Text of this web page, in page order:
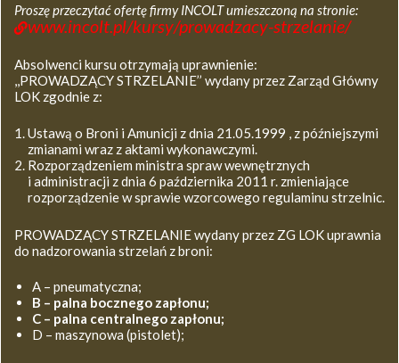
Proszę przeczytać ofertę firmy INCOLT umieszczoną na stronie:
www.incolt.pl/kursy/prowadzacy-strzelanie/
Absolwenci kursu otrzymają uprawnienie:
,,PROWADZĄCY STRZELANIE’’ wydany przez Zarząd Główny
LOK zgodnie z:
Ustawą o Broni i Amunicji z dnia 21.05.1999 , z późniejszymi
zmianami wraz z aktami wykonawczymi.
Rozporządzeniem ministra spraw wewnętrznych
i administracji z dnia 6 października 2011 r. zmieniające
rozporządzenie w sprawie wzorcowego regulaminu strzelnic.
PROWADZĄCY STRZELANIE wydany przez ZG LOK uprawnia
do nadzorowania strzelań z broni:
A – pneumatyczna;
B – palna bocznego zapłonu;
C – palna centralnego zapłonu;
D – maszynowa (pistolet);